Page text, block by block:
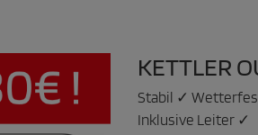
KETTLER
Stabil ✓
Inklusive Leiter ✓